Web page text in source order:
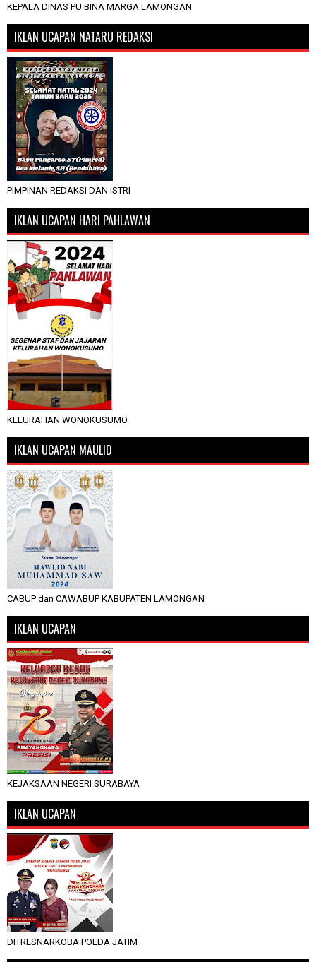
KEPALA DINAS PU BINA MARGA LAMONGAN
IKLAN UCAPAN NATARU REDAKSI
PIMPINAN REDAKSI DAN ISTRI
IKLAN UCAPAN HARI PAHLAWAN
KELURAHAN WONOKUSUMO
IKLAN UCAPAN MAULID
CABUP dan CAWABUP KABUPATEN LAMONGAN
IKLAN UCAPAN
KEJAKSAAN NEGERI SURABAYA
IKLAN UCAPAN
DITRESNARKOBA POLDA JATIM